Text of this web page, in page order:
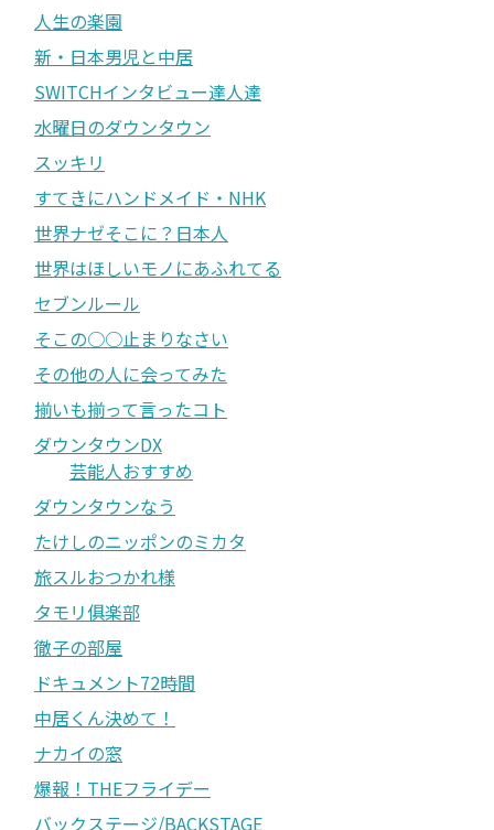
人生の楽園
新・日本男児と中居
SWITCHインタビュー達人達
水曜日のダウンタウン
スッキリ
すてきにハンドメイド・NHK
世界ナゼそこに？日本人
世界はほしいモノにあふれてる
セブンルール
そこの○○止まりなさい
その他の人に会ってみた
揃いも揃って言ったコト
ダウンタウンDX
芸能人おすすめ
ダウンタウンなう
たけしのニッポンのミカタ
旅スルおつかれ様
タモリ俱楽部
徹子の部屋
ドキュメント72時間
中居くん決めて！
ナカイの窓
爆報！THEフライデー
バックステージ/BACKSTAGE